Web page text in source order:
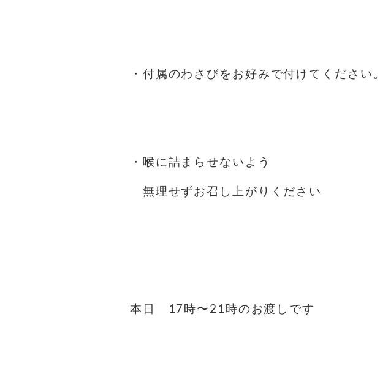
・付属のわさびをお好みで付けてください。
・喉に詰まらせないよう
無理せずお召し上がりください
本日 17時〜21時のお渡しです